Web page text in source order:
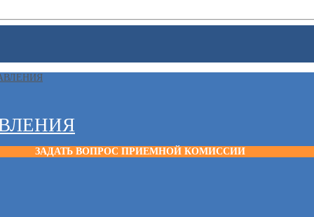
ЗАДАТЬ ВОПРОС ПРИЕМНОЙ КОМИССИИ